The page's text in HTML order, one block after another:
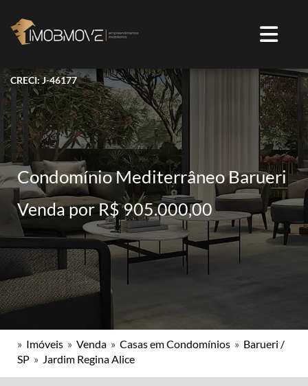
CRECI: J-46177
Condomínio Mediterrâneo Barueri
Venda por R$ 905.000,00
» Imóveis » Venda » Casas em Condomínios » Barueri /
SP » Jardim Regina Alice